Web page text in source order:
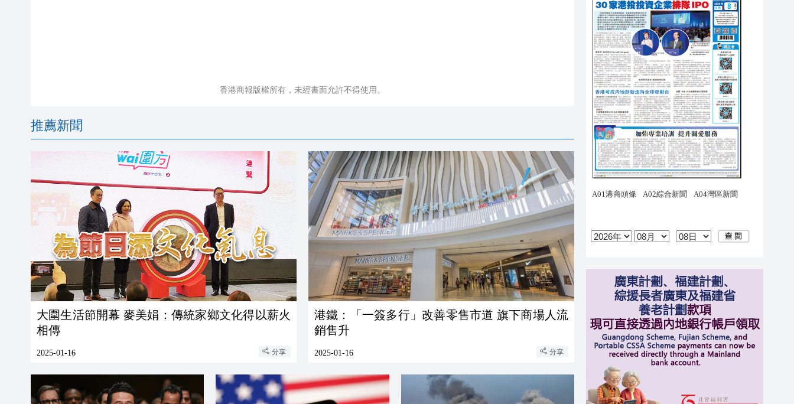
香港商報版權所有，未經書面允許不得使用。
推薦新聞
大圍生活節開幕 麥美娟：傳統家鄉文化得以薪火
相傳
2025-01-16 分享
港鐵：「一簽多行」改善零售市道 旗下商場人流
銷售升
2025-01-16 分享